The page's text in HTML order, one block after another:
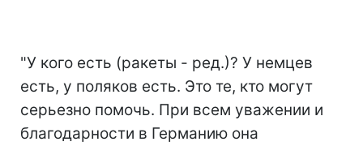
"У кого есть (ракеты - ред.)? У немцев
есть, у поляков есть. Это те, кто могут
серьезно помочь. При всем уважении и
благодарности в Германию она